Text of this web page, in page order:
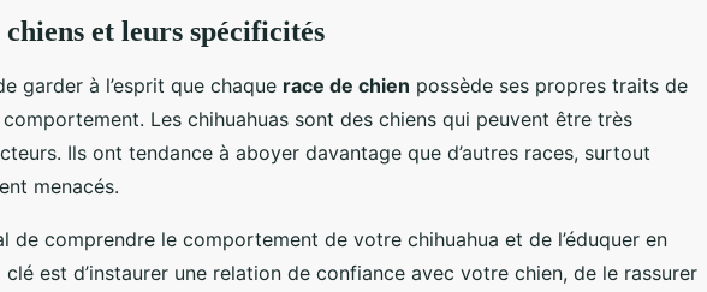
chiens et leurs spécificités
garder à l’esprit que chaque race de chien possède ses propres traits de
Les chihuahuas sont des chiens qui peuvent être très
Ils ont tendance à aboyer davantage que d’autres races, surtout
menacés.
de comprendre le comportement de votre chihuahua et de l’éduquer en
clé est d’instaurer une relation de confiance avec votre chien, de le rassurer